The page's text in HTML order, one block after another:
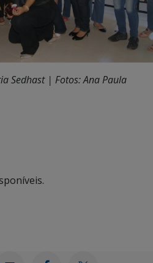
Sedhast | Fotos: Ana Paula